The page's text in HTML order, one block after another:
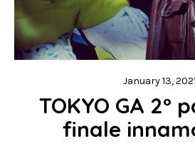
January 13, 2021
TOKYO GA 2°
finale